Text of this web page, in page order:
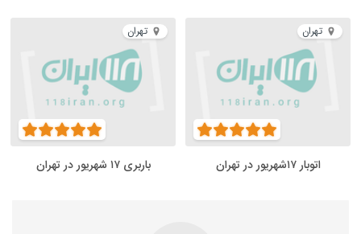
تهران
اتوبار ۱۷شهریور در تهران
تهران
باربری ۱۷ شهریور در تهران